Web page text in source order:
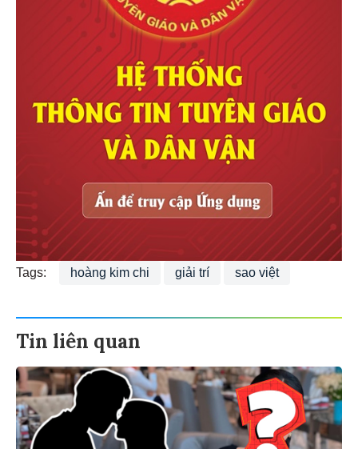
Tags: hoàng kim chi giải trí sao việt
Tin liên quan